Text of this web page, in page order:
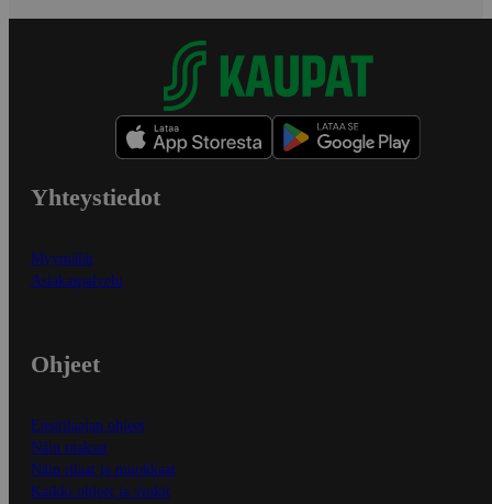
Yhteystiedot
Myymälät
Asiakaspalvelu
Ohjeet
Ensitilaajan ohjeet
Näin maksat
Näin tilaat ja muokkaat
Kaikki ohjeet ja vinkit